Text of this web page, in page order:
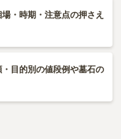
・時期・注意点の押さえ
目的別の値段例や墓石の